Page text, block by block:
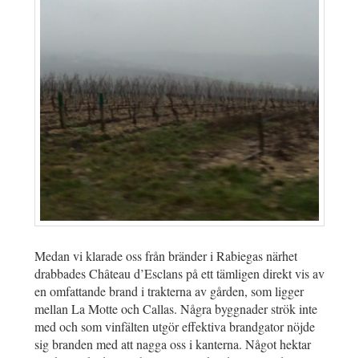
Medan vi klarade oss från bränder i Rabiegas närhet
drabbades Château d’Esclans på ett tämligen direkt vis av
en omfattande brand i trakterna av gården, som ligger
mellan La Motte och Callas. Några byggnader strök inte
med och som vinfälten utgör effektiva brandgator nöjde
sig branden med att nagga oss i kanterna. Något hektar